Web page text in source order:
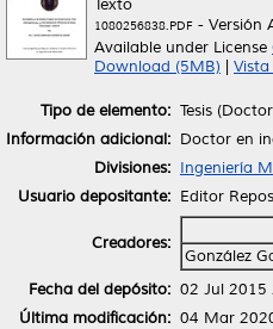
Texto
1080256838.PDF - Versión
Available under License
Download (5MB)
Tipo de elemento: Tesis
Información adicional: Doctor en
Divisiones: Ingeniería
Usuario depositante: Editor
Creadores:
González
Fecha del depósito: 02 Jul 2015
Última modificación: 04 Mar